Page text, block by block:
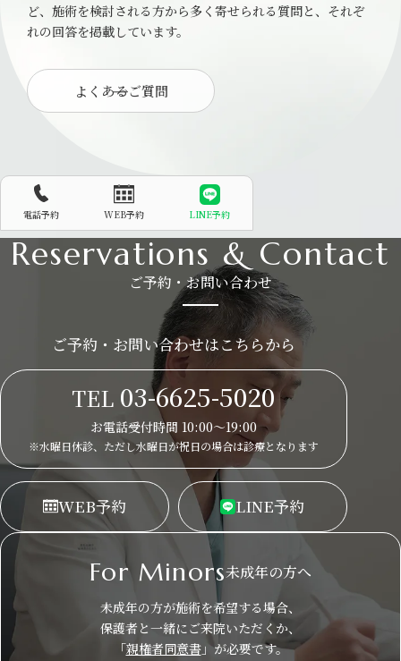
ど、施術を検討される方から多く寄せられる質問と、それぞ
れの回答を掲載しています。
よくあるご質問
電話予約 WEB予約 LINE予約
Reservations & Contact
ご予約・お問い合わせ
ご予約・お問い合わせはこちらから
TEL 03-6625-5020
お電話受付時間 10:00～19:00
※水曜日休診、ただし水曜日が祝日の場合は診療となります
WEB予約 LINE予約
For Minors未成年の方へ
未成年の方が施術を希望する場合、
保護者と一緒にご来院いただくか、
「親権者同意書」が必要です。